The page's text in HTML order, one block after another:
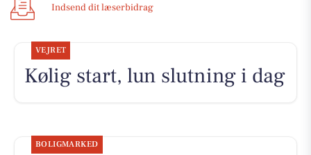
Indsend dit læserbidrag
VEJRET
Kølig start, lun slutning i dag
BOLIGMARKED